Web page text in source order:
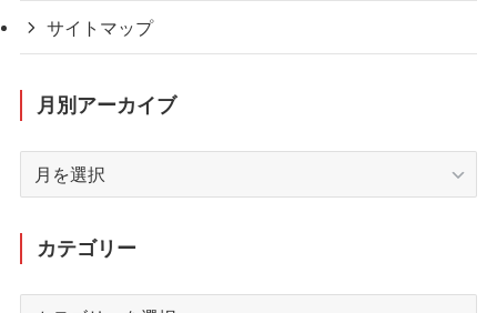
サイトマップ
月別アーカイブ
イ
カテゴリー